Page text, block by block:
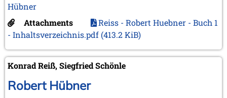
Hübner
Attachments
Reiss - Robert Huebner - Buch 1
- Inhaltsverzeichnis.pdf (413.2 KiB)
Konrad Reiß, Siegfried Schönle
Robert Hübner